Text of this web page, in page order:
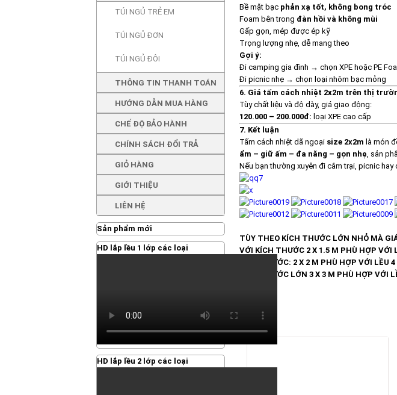
Bề mặt bạc phản xạ tốt, không bong tróc
Foam bên trong đàn hồi và không mùi
Gấp gọn, mép được ép kỹ
Trọng lượng nhẹ, dễ mang theo
Gợi ý:
Đi camping gia đình → chọn XPE hoặc PE
Đi picnic nhẹ → chọn loại nhôm bạc mỏng
6. Giá tấm cách nhiệt 2x2m trên thị
Tùy chất liệu và độ dày, giá giao động:
120.000 – 200.000đ: loại XPE cao cấp
7. Kết luận
Tấm cách nhiệt dã ngoại size 2x2m là món
ẩm – giữ ấm – đa năng – gọn nhẹ, sản
Nếu bạn thường xuyên đi cắm trại, picnic
TÙY THEO KÍCH THƯỚC LỚN NHỎ MÀ
VỚI KÍCH THƯỚC 2 X 1.5 M PHÙ HỢP VỚI
KÍCH THƯỚC: 2 X 2 M PHÙ HỢP VỚI LỀU
KÍCH THƯỚC LỚN 3 X 3 M PHÙ HỢP VỚI
RELATED PRODUCTS
TÚI NGỦ TRẺ EM
TÚI NGỦ ĐƠN
TÚI NGỦ ĐÔI
THÔNG TIN THANH TOÁN
HƯỚNG DẪN MUA HÀNG
CHẾ ĐỘ BẢO HÀNH
CHÍNH SÁCH ĐỔI TRẢ
GIỎ HÀNG
GIỚI THIỆU
LIÊN HỆ
Sản phẩm mới
HD lắp lều 1 lớp các loại
HD lắp lều 2 lớp các loại